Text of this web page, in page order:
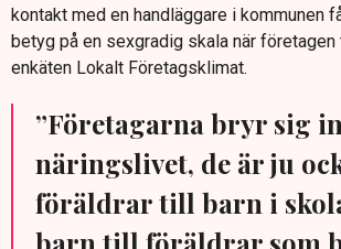
kontakt med en handläggare i kommunen
betyg på en sexgradig skala när
enkäten Lokalt Företagsklimat.
”Företagarna bryr sig
näringslivet, de är ju
föräldrar till barn i